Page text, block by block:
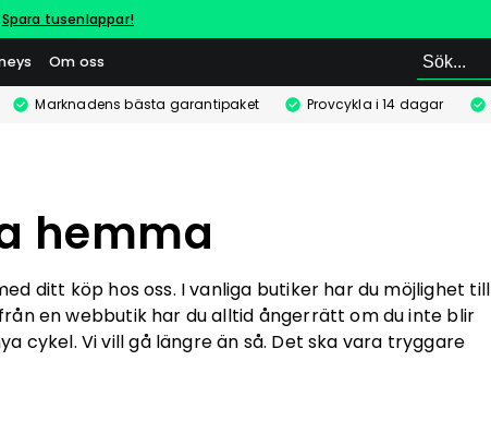
Spara tusenlappar!
Om oss
Marknadens bästa garantipaket Provcykla i 14 dagar
hemma
ditt köp hos oss. I vanliga butiker har du möjlighet till
en webbutik har du alltid ångerrätt om du inte blir
cykel. Vi vill gå längre än så. Det ska vara tryggare